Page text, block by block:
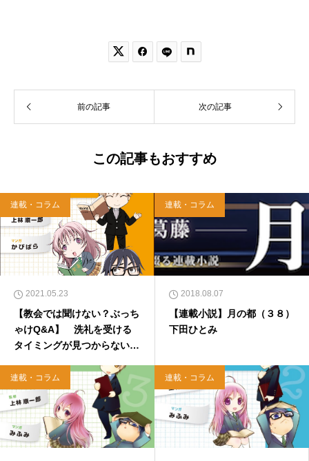
 
前の記事 次の記事
この記事もおすすめ
連載・コラム
2021.05.23
【教会では聞けない？ぶっち
ゃけQ&A】 洗礼を受ける
タイミングが見つからない
連載・コラム
2018.08.07
【連載小説】月の都（３８）
下田ひとみ
連載・コラム 連載・コラム